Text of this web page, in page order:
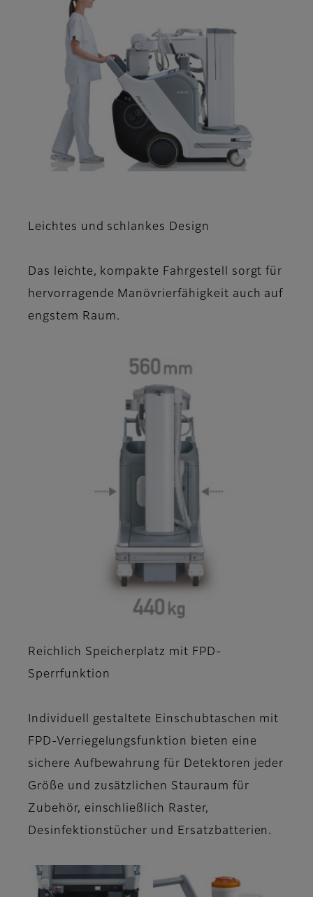
Leichtes und schlankes Design
Das leichte, kompakte Fahrgestell sorgt für
hervorragende Manövrierfähigkeit auch auf
engstem Raum.
Reichlich Speicherplatz mit FPD-
Sperrfunktion
Individuell gestaltete Einschubtaschen mit
FPD-Verriegelungsfunktion bieten eine
sichere Aufbewahrung für Detektoren jeder
Größe und zusätzlichen Stauraum für
Zubehör, einschließlich Raster,
Desinfektionstücher und Ersatzbatterien.